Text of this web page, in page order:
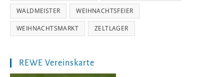
WALDMEISTER WEIHNACHTSFEIER
WEIHNACHTSMARKT ZELTLAGER
REWE Vereinskarte